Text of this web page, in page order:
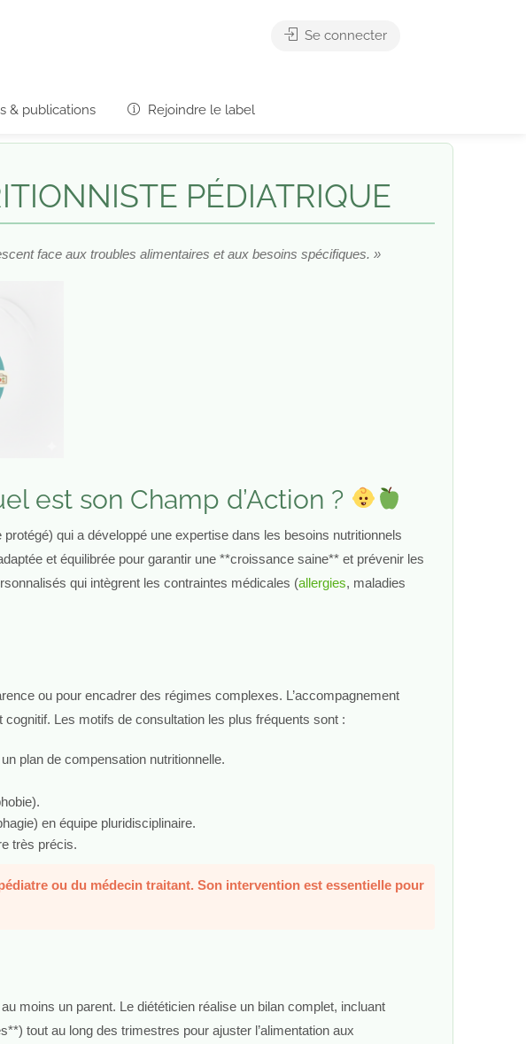
& publications Rejoindre le label
Se connecter
PÉDIATRIQUE
face aux troubles alimentaires et aux besoins spécifiques. »
est son Champ d’Action ?
qui a développé une expertise dans les besoins nutritionnels
et équilibrée pour garantir une **croissance saine** et prévenir les
qui intègrent les contraintes médicales (allergies, maladies
ou pour encadrer des régimes complexes. L’accompagnement
Les motifs de consultation les plus fréquents sont :
plan de compensation nutritionnelle.
en équipe pluridisciplinaire.
très précis.
ou du médecin traitant. Son intervention est essentielle pour
moins un parent. Le diététicien réalise un bilan complet, incluant
tout au long des trimestres pour ajuster l’alimentation aux